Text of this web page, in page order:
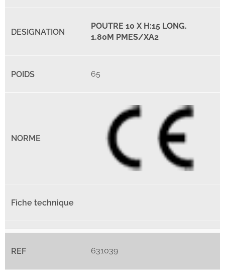
POUTRE 10 X H:15 LONG.
1.80M PMES/XA2
65
631039